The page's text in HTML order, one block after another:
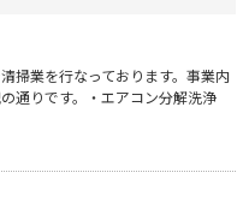
掃業を行なっております。事業内
通りです。・エアコン分解洗浄